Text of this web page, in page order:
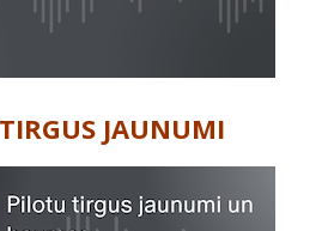
JAUNUMI